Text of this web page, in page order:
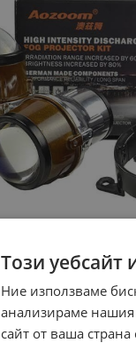
Този уебсайт
Ние използваме
анализираме
сайт от ваша